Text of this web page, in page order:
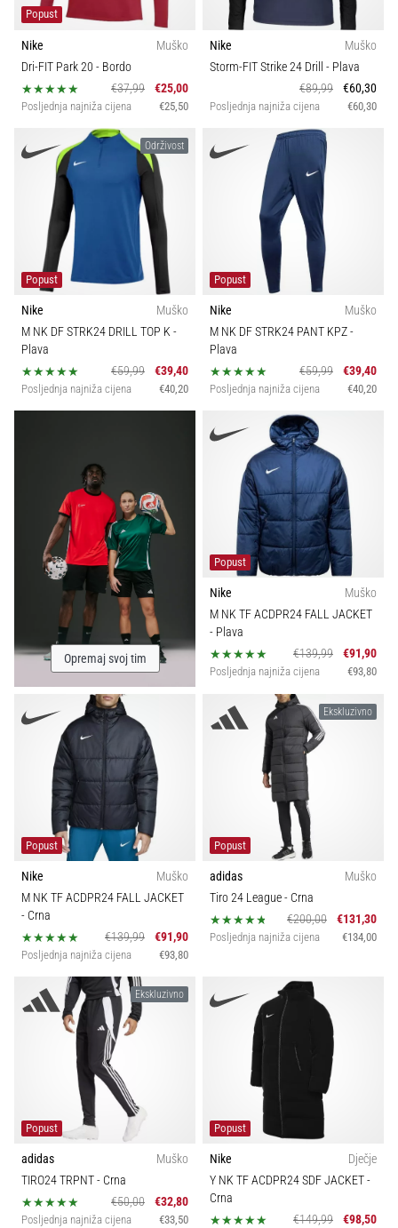
Popust
Nike
Muško
Dri-FIT Park 20 - Bordo
€37,99
€25,00
Posljednja najniža cijena €25,50
Nike
Muško
Storm-FIT Strike 24 Drill - Plava
€89,99
€60,30
Posljednja najniža cijena €60,30
Održivost
Popust
Nike
Muško
M NK DF STRK24 DRILL TOP K-
Plava
€59,99
€39,40
Posljednja najniža cijena €40,20
Popust
Nike
Muško
M NK DF STRK24 PANT KPZ-
Plava
€59,99
€39,40
Posljednja najniža cijena €40,20
Opremaj svoj tim
Popust
Nike
Muško
M NK TF ACDPR24 FALL JACKET
- Plava
€139,99
€91,90
Posljednja najniža cijena €93,80
Popust
Nike
Muško
M NK TF ACDPR24 FALL JACKET
- Crna
€139,99
€91,90
Posljednja najniža cijena €93,80
Ekskluzivno
Popust
adidas
Muško
Tiro 24 League- Crna
€200,00
€131,30
Posljednja najniža cijena €134,00
Ekskluzivno
Popust
adidas
Muško
TIRO24 TRPNT- Crna
€50,00
€32,80
Posljednja najniža cijena €33,50
Popust
Nike
Dječje
Y NK TF ACDPR24 SDF JACKET-
Crna
€149,99
€98,50